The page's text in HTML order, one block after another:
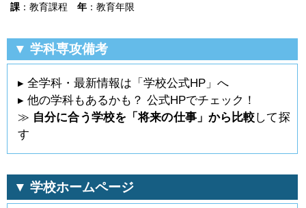
課 ：教育課程 年 ：教育年限
▼ 学科専攻備考
▸ 全学科・最新情報は「学校公式HP」へ
▸ 他の学科もあるかも？ 公式HPでチェック！
≫ 自分に合う学校を「将来の仕事」から比較して探
す
▼ 学校ホームページ